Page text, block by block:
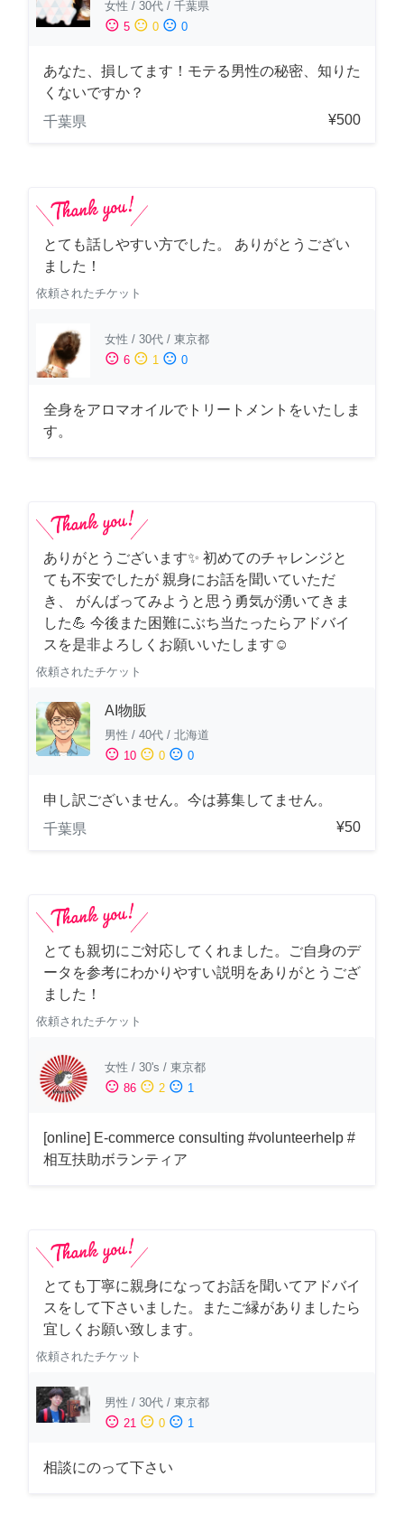
女性 / 30代 / 千葉県
sentiment_satisfied 5 sentiment_neutral 0 sentiment_dissatisfied 0
あなた、損してます！モテる男性の秘密、知りた
くないですか？
千葉県
¥500
とても話しやすい方でした。 ありがとうござい
ました！
依頼されたチケット
女性 / 30代 / 東京都
sentiment_satisfied 6 sentiment_neutral 1 sentiment_dissatisfied 0
全身をアロマオイルでトリートメントをいたしま
す。
ありがとうございます✨ 初めてのチャレンジと
ても不安でしたが 親身にお話を聞いていただ
き、 がんばってみようと思う勇気が湧いてきま
した💪 今後また困難にぶち当たったらアドバイ
スを是非よろしくお願いいたします☺️
依頼されたチケット
AI物販
男性 / 40代 / 北海道
sentiment_satisfied 10 sentiment_neutral 0 sentiment_dissatisfied 0
申し訳ございません。今は募集してません。
千葉県
¥50
とても親切にご対応してくれました。ご自身のデ
ータを参考にわかりやすい説明をありがとうござ
ました！
依頼されたチケット
女性 / 30's / 東京都
sentiment_satisfied 86 sentiment_neutral 2 sentiment_dissatisfied 1
[online] E-commerce consulting #volunteerhelp #
相互扶助ボランティア
とても丁寧に親身になってお話を聞いてアドバイ
スをして下さいました。またご縁がありましたら
宜しくお願い致します。
依頼されたチケット
男性 / 30代 / 東京都
sentiment_satisfied 21 sentiment_neutral 0 sentiment_dissatisfied 1
相談にのって下さい